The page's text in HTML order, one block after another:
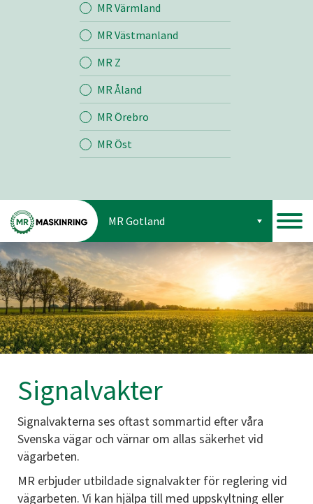
MR Värmland
MR Västmanland
MR Z
MR Åland
MR Örebro
MR Öst
MR Gotland
Signalvakter
Signalvakterna ses oftast sommartid efter våra
Svenska vägar och värnar om allas säkerhet vid
vägarbeten.
MR erbjuder utbildade signalvakter för reglering vid
vägarbeten. Vi kan hjälpa till med uppskyltning eller